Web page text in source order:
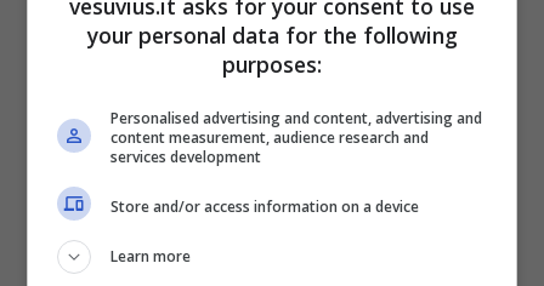
Tavassi e Mecedesz
Henger
vesuvius.it asks for your consent to use
your personal data for the following
purposes:
Personalised advertising and content, advertising and
content measurement, audience research and
services development
Store and/or access information on a device
Learn more